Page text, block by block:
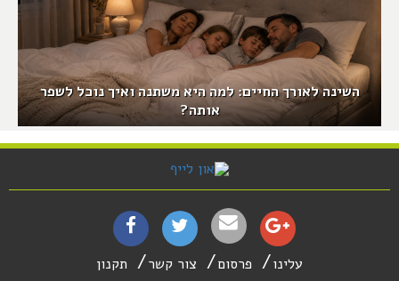
השינה לאורך החיים: למה היא משתנה ואיך נוכל לשפר
אותה?
עלינו פרסום צור קשר תקנון